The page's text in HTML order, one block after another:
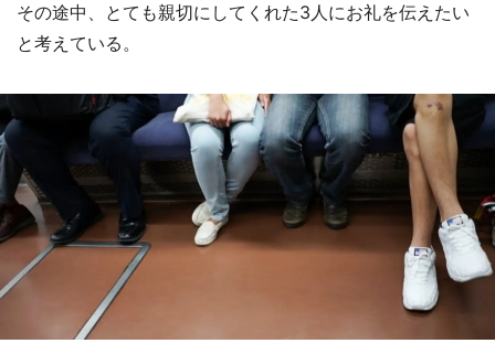
その途中、とても親切にしてくれた3人にお礼を伝えたい
と考えている。